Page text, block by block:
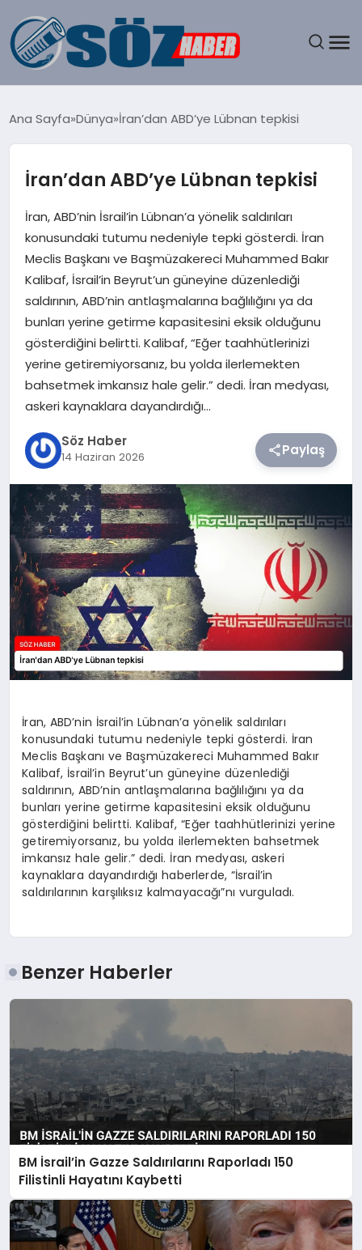
SPOR
MAGAZIN
EKONOMI
EĞITIM
SAĞLIK
DÜNYA
TEKNOLOJI
SIYASET
YAŞAM
Ana Sayfa Dünya İran’dan ABD’ye Lübnan tepkisi
İran’dan ABD’ye Lübnan tepkisi
İran, ABD’nin İsrail’in Lübnan’a yönelik saldırıları
konusundaki tutumu nedeniyle tepki gösterdi. İran
Meclis Başkanı ve Başmüzakereci Muhammed Bakır
Kalibaf, İsrail’in Beyrut’un güneyine düzenlediği
saldırının, ABD’nin antlaşmalarına bağlılığını ya da
bunları yerine getirme kapasitesini eksik olduğunu
gösterdiğini belirtti. Kalibaf, “Eğer taahhütlerinizi
yerine getiremiyorsanız, bu yolda ilerlemekten
bahsetmek imkansız hale gelir.” dedi. İran medyası,
askeri kaynaklara dayandırdığı…
Söz Haber
14 Haziran 2026 Paylaş
İran, ABD’nin İsrail’in Lübnan’a yönelik saldırıları
konusundaki tutumu nedeniyle tepki gösterdi. İran
Meclis Başkanı ve Başmüzakereci Muhammed Bakır
Kalibaf, İsrail’in Beyrut’un güneyine düzenlediği
saldırının, ABD’nin antlaşmalarına bağlılığını ya da
bunları yerine getirme kapasitesini eksik olduğunu
gösterdiğini belirtti. Kalibaf, “Eğer taahhütlerinizi yerine
getiremiyorsanız, bu yolda ilerlemekten bahsetmek
imkansız hale gelir.” dedi. İran medyası, askeri
kaynaklara dayandırdığı haberlerde, “İsrail’in
saldırılarının karşılıksız kalmayacağı”nı vurguladı.
Benzer Haberler
BM İsrail’in Gazze Saldırılarını Raporladı 150
Filistinli Hayatını Kaybetti